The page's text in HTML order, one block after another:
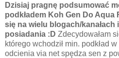
Dzisiaj pragnę podsumować
podkładem Koh Gen Do
się na wielu blogach/kanałach
posiadania :D Zdecydowałam
którego wchodził min. podkład
odcienia via net spędza sen z